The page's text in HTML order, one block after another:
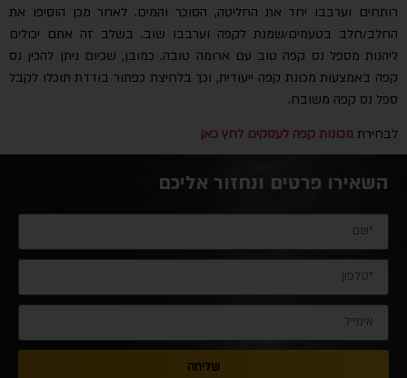
רותחים וערבבו יחד את החליטה, הסוכר והמים. לאחר מכן הוסיפו את
החלב/חלב בטעמים/שמנת לקפה וערבבו שוב. בשלב זה אתם יכולים
ליהנות מספל נס קפה טוב עם ארומה טובה. כמובן, שכיום ניתן להכין נס
קפה באמצעות מכונת קפה ייעודית, וכך בלחיצת כפתור בודדת תוכלו לקבל
ספל נס קפה משובח.
לבחירת מכונות קפה לעסקים לחץ כאן
השאירו פרטים ונחזור אליכם
שליחה